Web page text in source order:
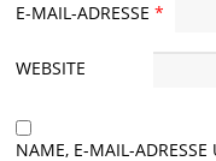
E-MAIL-ADRESSE*
WEBSITE
NAME, E-MAIL-